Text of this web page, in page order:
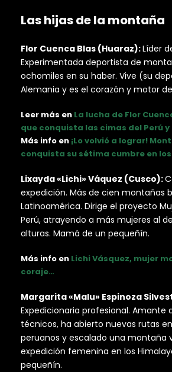
Las hijas de la montaña
Flor Cuenca Blas (Huaraz):Líder
Experimentada deportista de
ochomiles en su haber. Vive (su
Alemania y es el corazón y motor
Leer más en La lucha de Flor
que conquista las cimas del Perú y
Más info en ¡Lo volvió a lograr!
conquista su sétima cumbre en
Lixayda «Lichi» Váquez (Cusco):
expedición. Más de cien montañas
Latinoamérica. Dirige el proyecto
Perú, atrayendo a más mujeres al
alturas. Mamá de un pequeñín.
Más info en Lichi Vásquez, mujer
coraje…
Margarita «Malu» Espinoza
Expedicionaria profesional. Amante
técnicos, ha abierto nuevas rutas
peruanos y escalado una montaña
expedición femenina en los
pequeñín.